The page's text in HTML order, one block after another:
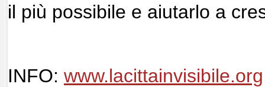
il più possibile e aiutarlo a
INFO: www.lacittainvisibile.org